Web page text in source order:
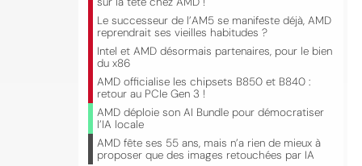
Le successeur de l’AM5 se manifeste déjà, AMD
reprendrait ses vieilles habitudes ?
Intel et AMD désormais partenaires, pour le bien
du x86
AMD officialise les chipsets B850 et B840 :
retour au PCIe Gen 3 !
AMD déploie son AI Bundle pour démocratiser
l’IA locale
AMD fête ses 55 ans, mais n’a rien de mieux à
proposer que des images retouchées par IA